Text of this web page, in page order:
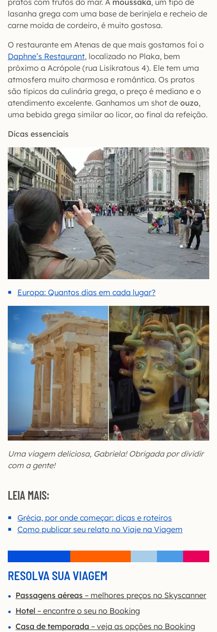
pratos com frutos do mar. A moussaka, um tipo de
lasanha grega com uma base de berinjela e recheio de
carne moída de cordeiro, é muito gostosa.
O restaurante em Atenas de que mais gostamos foi o
Daphne’s Restaurant, localizado no Plaka, bem
próximo a Acrópole (rua Lisikratous 4). Ele tem uma
atmosfera muito charmosa e romântica. Os pratos
são típicos da culinária grega, o preço é mediano e o
atendimento excelente. Ganhamos um shot de ouzo,
uma bebida grega similar ao licor, ao final da refeição.
Dicas essenciais
Europa: Quantos dias em cada lugar?
Uma viagem deliciosa, Gabriela! Obrigada por dividir
com a gente!
LEIA MAIS:
Grécia, por onde começar: dicas e roteiros
Como publicar seu relato no Viaje na Viagem
RESOLVA SUA VIAGEM
Passagens aéreas – melhores preços no Skyscanner
Hotel – encontre o seu no Booking
Casa de temporada – veja as opções no Booking